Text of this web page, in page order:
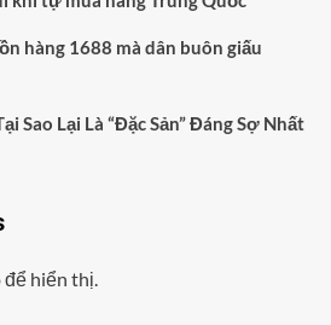
hàng 1688 mà dân buôn giấu
Sao Lại Là “Đặc Sản” Đáng Sợ Nhất
để hiển thị.